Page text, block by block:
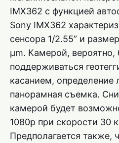
IMX362 с функцией
Sony IMX362
сенсора 1/2.55” и
µm. Камерой, вероятно,
поддерживаться
касанием, определение
панорамная съемка.
камерой будет
1080p при скорости 30
Предполагается также,